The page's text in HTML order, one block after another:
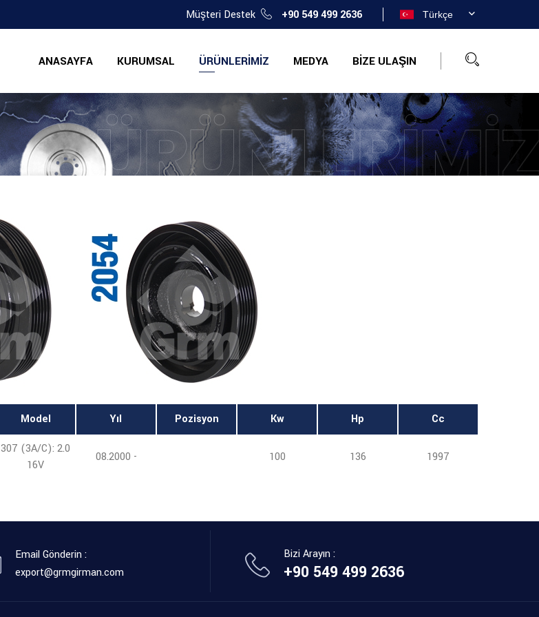
Müşteri Destek +90 549 499 2636 Türkçe
ANASAYFA KURUMSAL ÜRÜNLERIMIZ MEDYA BIZE ULAŞIN
ÜRÜNLERIMIZ
Model Yıl Pozisyon Kw Hp Cc
307 (3A/C): 2.0
16V
08.2000 - 100 136 1997
Email Gönderin :
export@grmgirman.com
Bizi Arayın :
+90 549 499 2636